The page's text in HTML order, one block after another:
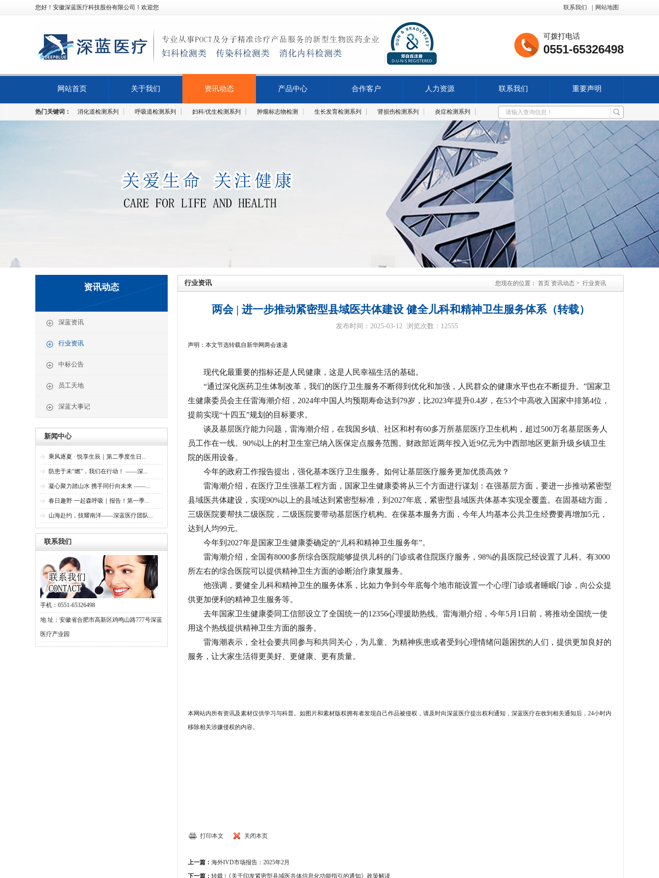
您好！安徽深蓝医疗科技股份有限公司！欢迎您 联系我们 网站地图
可拨打电话
0551-65326498
网站首页 关于我们 资讯动态 产品中心 合作客户 人力资源 联系我们 重要声明
热门关键词： 消化道检测系列 呼吸道检测系列 妇科/优生检测系列 肿瘤标志物检测 生长发育检测系列 肾损伤检测系列 炎症检测系列
资讯动态
深蓝资讯
行业资讯
中标公告
员工天地
深蓝大事记
新闻中心
乘风逐夏 · 悦享生辰｜第二季度生日...
防患于未“燃”，我们在行动！ ——深...
凝心聚力踏山水 携手同行向未来 ——...
春日趣野·一起森呼吸｜报告！第一季...
山海赴约，技耀南洋——深蓝医疗团队...
联系我们
手机：0551-65326498
地 址：安徽省合肥市高新区鸡鸣山路777号深蓝
医疗产业园
行业资讯 您现在的位置： 首页 资讯动态 > 行业资讯
两会 | 进一步推动紧密型县域医共体建设 健全儿科和精神卫生服务体系（转载）
发布时间：2025-03-12 浏览次数： 12555
声明：本文节选转载自新华网两会速递
现代化最重要的指标还是人民健康，这是人民幸福生活的基础。
“通过深化医药卫生体制改革，我们的医疗卫生服务不断得到优化和加强，人民群众的健康水平也在不断提升。”国家卫
生健康委员会主任雷海潮介绍，2024年中国人均预期寿命达到79岁，比2023年提升0.4岁，在53个中高收入国家中排第4位，
提前实现“十四五”规划的目标要求。
谈及基层医疗能力问题，雷海潮介绍，在我国乡镇、社区和村有60多万所基层医疗卫生机构，超过500万名基层医务人
员工作在一线。90%以上的村卫生室已纳入医保定点服务范围。财政部近两年投入近9亿元为中西部地区更新升级乡镇卫生
院的医用设备。
今年的政府工作报告提出，强化基本医疗卫生服务。如何让基层医疗服务更加优质高效？
雷海潮介绍，在医疗卫生强基工程方面，国家卫生健康委将从三个方面进行谋划：在强基层方面，要进一步推动紧密型
县域医共体建设，实现90%以上的县域达到紧密型标准，到2027年底，紧密型县域医共体基本实现全覆盖。在固基础方面，
三级医院要帮扶二级医院，二级医院要带动基层医疗机构。在保基本服务方面，今年人均基本公共卫生经费要再增加5元，
达到人均99元。
今年到2027年是国家卫生健康委确定的“儿科和精神卫生服务年”。
雷海潮介绍，全国有8000多所综合医院能够提供儿科的门诊或者住院医疗服务，98%的县医院已经设置了儿科。有3000
所左右的综合医院可以提供精神卫生方面的诊断治疗康复服务。
他强调，要健全儿科和精神卫生的服务体系，比如力争到今年底每个地市能设置一个心理门诊或者睡眠门诊，向公众提
供更加便利的精神卫生服务等。
去年国家卫生健康委同工信部设立了全国统一的12356心理援助热线。雷海潮介绍，今年5月1日前，将推动全国统一使
用这个热线提供精神卫生方面的服务。
雷海潮表示，全社会要共同参与和共同关心，为儿童、为精神疾患或者受到心理情绪问题困扰的人们，提供更加良好的
服务，让大家生活得更美好、更健康、更有质量。
本网站内所有资讯及素材仅供学习与科普。如图片和素材版权拥有者发现自己作品被侵权，请及时向深蓝医疗提出权利通知，深蓝医疗在收到相关通知后， 24小时内
移除相关涉嫌侵权的内容。
打印本文 关闭本页
上一篇： 海外IVD市场报告：2025年2月
下一篇： 转载 |《关于印发紧密型县域医共体信息化功能指引的通知》政策解读